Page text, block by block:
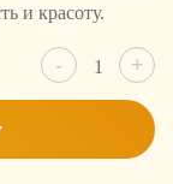
и красоту.
- товара
Лимон
+